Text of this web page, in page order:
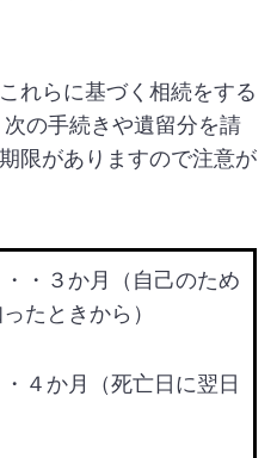
れらに基づく相続をする
の手続きや遺留分を請
限がありますので注意が
・３か月（自己のため
たときから）
４か月（死亡日に翌日